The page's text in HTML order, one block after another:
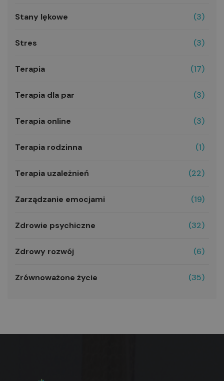
Stany lękowe (3)
Stres (3)
Terapia (17)
Terapia dla par (3)
Terapia online (3)
Terapia rodzinna (1)
Terapia uzależnień (22)
Zarządzanie emocjami (19)
Zdrowie psychiczne (32)
Zdrowy rozwój (6)
Zrównoważone życie (35)